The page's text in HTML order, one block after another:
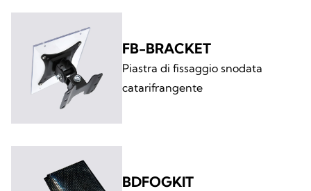
FB-BRACKET
Piastra di fissaggio snodata
catarifrangente
BDFOGKIT